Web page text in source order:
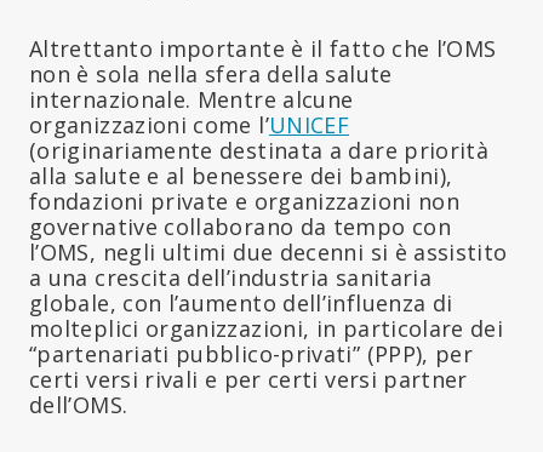
Altrettanto importante è il fatto che l’OMS
non è sola nella sfera della salute
internazionale. Mentre alcune
organizzazioni come l’UNICEF
(originariamente destinata a dare priorità
alla salute e al benessere dei bambini),
fondazioni private e organizzazioni non
governative collaborano da tempo con
l’OMS, negli ultimi due decenni si è assistito
a una crescita dell’industria sanitaria
globale, con l’aumento dell’influenza di
molteplici organizzazioni, in particolare dei
“partenariati pubblico-privati” (PPP), per
certi versi rivali e per certi versi partner
dell’OMS.